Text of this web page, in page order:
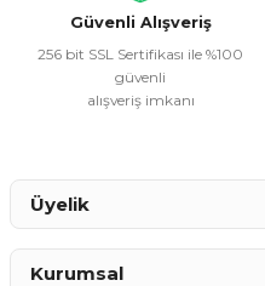
Güvenli Alışveriş
256 bit SSL Sertifikası ile %100
güvenli
alışveriş imkanı
Üyelik
Kurumsal